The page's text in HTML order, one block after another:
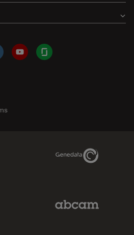
YouTubeGlassdoor
Genedata Link